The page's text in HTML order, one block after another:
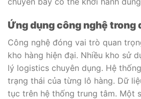
Ứng dụng công nghệ trong
Công nghệ đóng vai trò quan
kho hàng hiện đại. Nhiều kho sử
lý logistics chuyên dụng. Hệ
trạng thái của từng lô hàng. Dữ
tục trên hệ thống trung tâm. Một